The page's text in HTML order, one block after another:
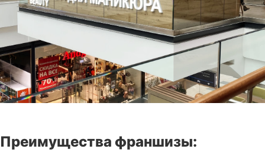
Преимущества франшизы: